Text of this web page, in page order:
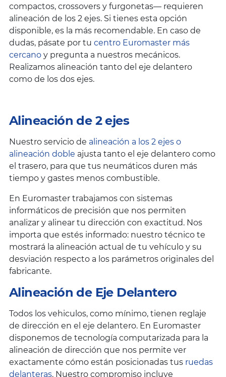
compactos, crossovers y furgonetas— requieren
alineación de los 2 ejes. Si tienes esta opción
disponible, es la más recomendable. En caso de
dudas, pásate por tu centro Euromaster más
cercano y pregunta a nuestros mecánicos.
Realizamos alineación tanto del eje delantero
como de los dos ejes.
Alineación de 2 ejes
Nuestro servicio de alineación a los 2 ejes o
alineación doble ajusta tanto el eje delantero como
el trasero, para que tus neumáticos duren más
tiempo y gastes menos combustible.
En Euromaster trabajamos con sistemas
informáticos de precisión que nos permiten
analizar y alinear tu dirección con exactitud. Nos
importa que estés informado: nuestro técnico te
mostrará la alineación actual de tu vehículo y su
desviación respecto a los parámetros originales del
fabricante.
Alineación de Eje Delantero
Todos los vehiculos, como mínimo, tienen reglaje
de dirección en el eje delantero. En Euromaster
disponemos de tecnología computarizada para la
alineación de dirección que nos permite ver
exactamente cómo están posicionadas tus ruedas
delanteras. Nuestro compromiso incluye